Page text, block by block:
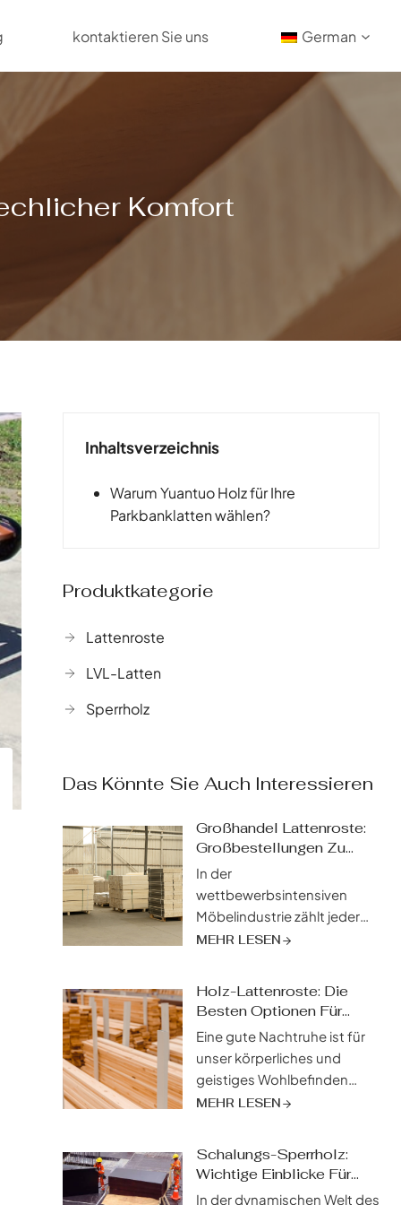
kontaktieren Sie uns German
Komfort
Inhaltsverzeichnis
Warum Yuantuo Holz für Ihre
Parkbanklatten wählen?
Produktkategorie
Lattenroste
LVL-Latten
Sperrholz
Das Könnte Sie Auch Interessieren
Großhandel Lattenroste:
Großbestellungen Zu
Wettbewerbsfähigen
Preisen
In der
wettbewerbsintensiven
Möbelindustrie zählt jeder
Dollar. Und wenn es um
guten Schlafes - kann die
Sicherung der besten
Qualität zum richtigen Preis
ein entscheidender Faktor
sein. Hier kommt der
strategische Vorteil des
Dieser Leitfaden ist für jeden
in der...
MEHR LESEN
Holz-Lattenroste: Die
Besten Optionen Für
Ultimativen Komfort
Eine gute Nachtruhe ist für
unser körperliches und
geistiges Wohlbefinden
unerlässlich, und während
die oft übersehenen
Lattenroste eine
MEHR LESEN
Schalungs-Sperrholz:
Wichtige Einblicke Für
Den Erfolg Am Bau
In der dynamischen Welt des